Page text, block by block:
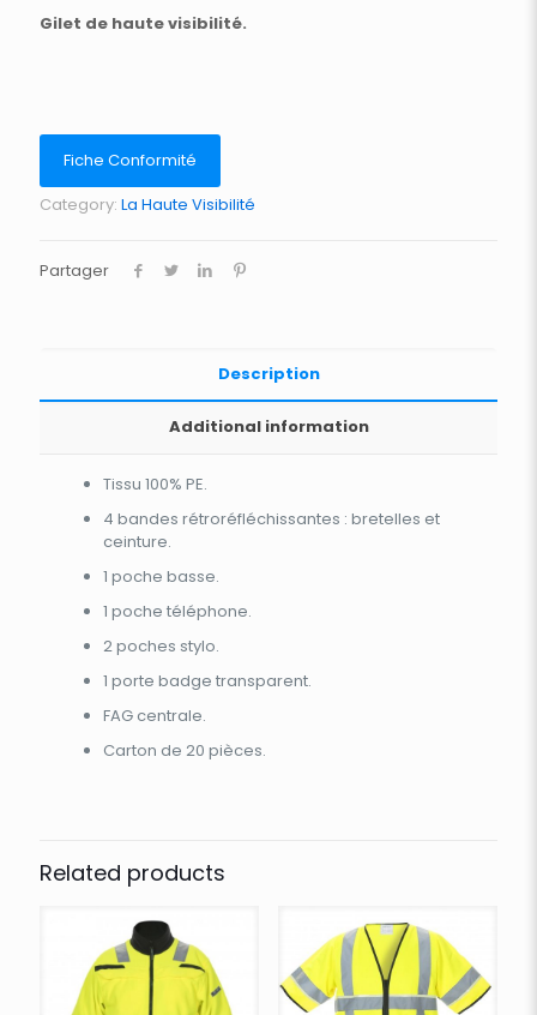
Gilet de haute visibilité.
Fiche Conformité
Category: La Haute Visibilité
Partager
Description
Additional information
Tissu 100% PE.
4 bandes rétroréfléchissantes : bretelles et
ceinture.
1 poche basse.
1 poche téléphone.
2 poches stylo.
1 porte badge transparent.
FAG centrale.
Carton de 20 pièces.
Related products